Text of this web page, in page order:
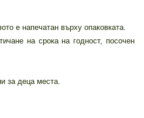
е напечатан върху опаковката.
на срока на годност, посочен
за деца места.